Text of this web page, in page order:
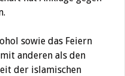
sowie das Feiern
anderen als den
der islamischen